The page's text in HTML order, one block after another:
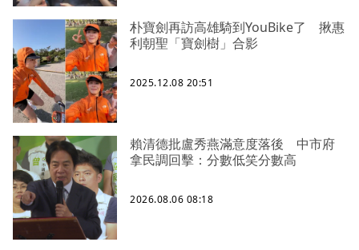
朴寶劍再訪高雄騎到YouBike了 揪惠
利朝聖「寶劍樹」合影
2025.12.08 20:51
賴清德批盧秀燕滿意度落後 中市府
拿民調回擊：分數低笑分數高
2026.08.06 08:18